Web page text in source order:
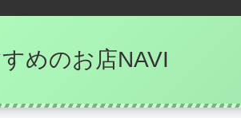
めのお店NAVI